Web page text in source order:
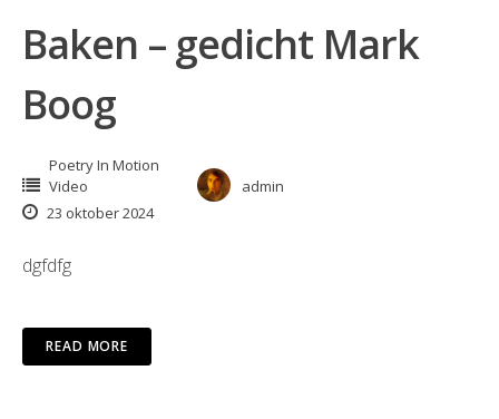
Baken – gedicht Mark
Boog
Poetry In Motion
Video
admin
23 oktober 2024
dgfdfg
READ MORE